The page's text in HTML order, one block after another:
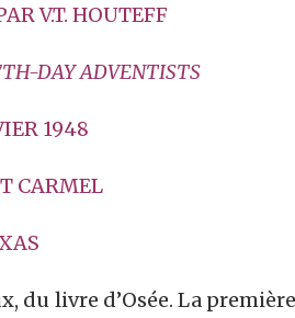
V.T. HOUTEFF
DAY ADVENTISTS
1948
CARMEL
du livre d’Osée. La